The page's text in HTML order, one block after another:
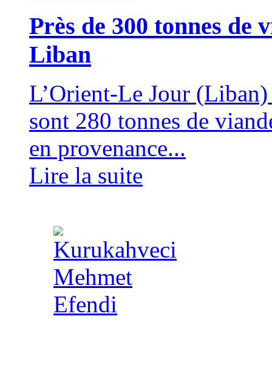
Près de 300 tonnes de
Liban
L’Orient-Le Jour
sont 280 tonnes de
en provenance...
Lire la suite